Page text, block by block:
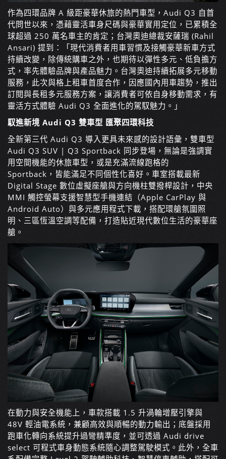
作為四環品牌 A 級距豪華休旅的熱門車型，Audi Q3 自首
代問世以來，憑藉靈活車身尺碼與豪華實用定位，已累積全
球超過 250 萬名車主的肯定；台灣奧迪總裁安薩瑞 (Rahil
Ansari) 提到：「現代消費者用車習慣及接觸豪華新車方式
持續改變，除傳統購車之外，也期待以彈性多元、低負擔方
式，率先體驗品牌與產品魅力。台灣奧迪持續拓展多元移動
服務，此次與格上租車首度合作，因應國內用車趨勢，推出
訂閱與長租多元服務方案，讓消費者可依自身移動需求，有
靈活方式體驗 Audi Q3 全面進化的駕馭魅力。」
馭進新境 Audi Q3 雙車型 匯聚四環科技
全新第三代 Audi Q3 導入更具未來感的設計語彙，雙車型
Audi Q3 SUV | Q3 Sportback 同步登場，無論是強調實
用空間機能的休旅車型，或是充滿流線跑格的
Sportback，皆能滿足不同個性化喜好。車室搭載最新
Digital Stage 數位虛擬座艙與方向機柱雙撥桿設計，中央
MMI 觸控螢幕支援智慧型手機連結（Apple CarPlay 與
Android Auto）與多元應用程式下載，搭配環艙氛圍照
明、三區恆溫空調等配備，打造貼近現代數位生活的豪華座
艙。
在動力與安全機能上，車款搭載 1.5 升渦輪增壓引擎與
48V 輕油電系統，兼顧高效與順暢的動力輸出；底盤採用
跑車化轉向系統提升過彎精準度，並可透過 Audi drive
select 可程式車身動態系統隨心調整駕駛模式。此外，全車